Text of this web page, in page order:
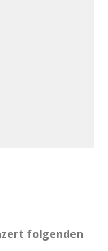
folgenden